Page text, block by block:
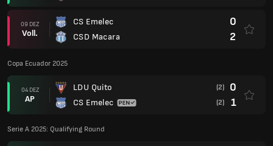
09 DEZ
Voll.
CS Emelec
CSD Macara
0
2
Copa Ecuador 2025
04 DEZ
AP
LDU Quito
CS Emelec
(2) 0
(2) 1
Serie A 2025: Qualifying Round